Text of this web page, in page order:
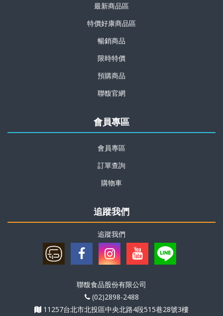
最新商品區
特價好康商品區
暢銷商品
限時特價
預購商品
聯馥官網
會員專區
會員專區
訂單查詢
購物車
追蹤我們
追蹤我們
聯馥食品股份有限公司
(02)2898-2488
11257台北市北投區中央北路4段515巷28號3樓